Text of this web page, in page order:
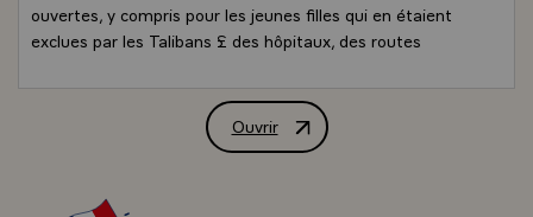
ouvertes, y compris pour les jeunes filles qui en étaient
exclues par les Talibans £ des hôpitaux, des routes
développement qu'il mérite.
La France y a pris toute sa place, que ce soit par l'action
afghanes ou par une contribution à la reconstruction du
Ouvrir
Lettre de mission de M. Nicolas